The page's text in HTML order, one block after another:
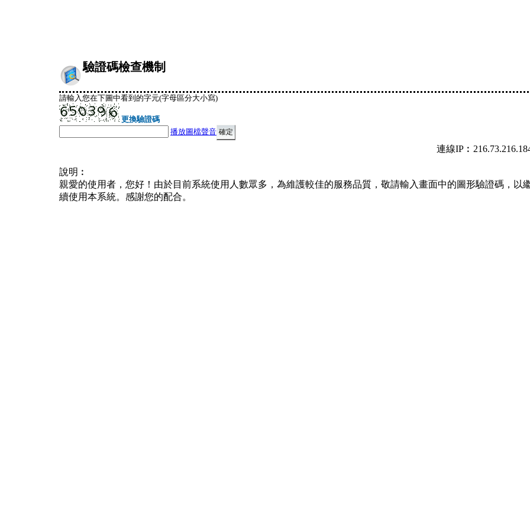
驗證碼檢查機制
請輸入您在下圖中看到的字元(字母區分大小寫)
更換驗證碼
播放圖檔聲音
連線
說明︰
親愛的使用者，您好！由於目前系統使用人數眾多，為維護較佳的服務品質，敬請輸入畫面中的圖形驗證碼，以
續使用本系統。感謝您的配合。